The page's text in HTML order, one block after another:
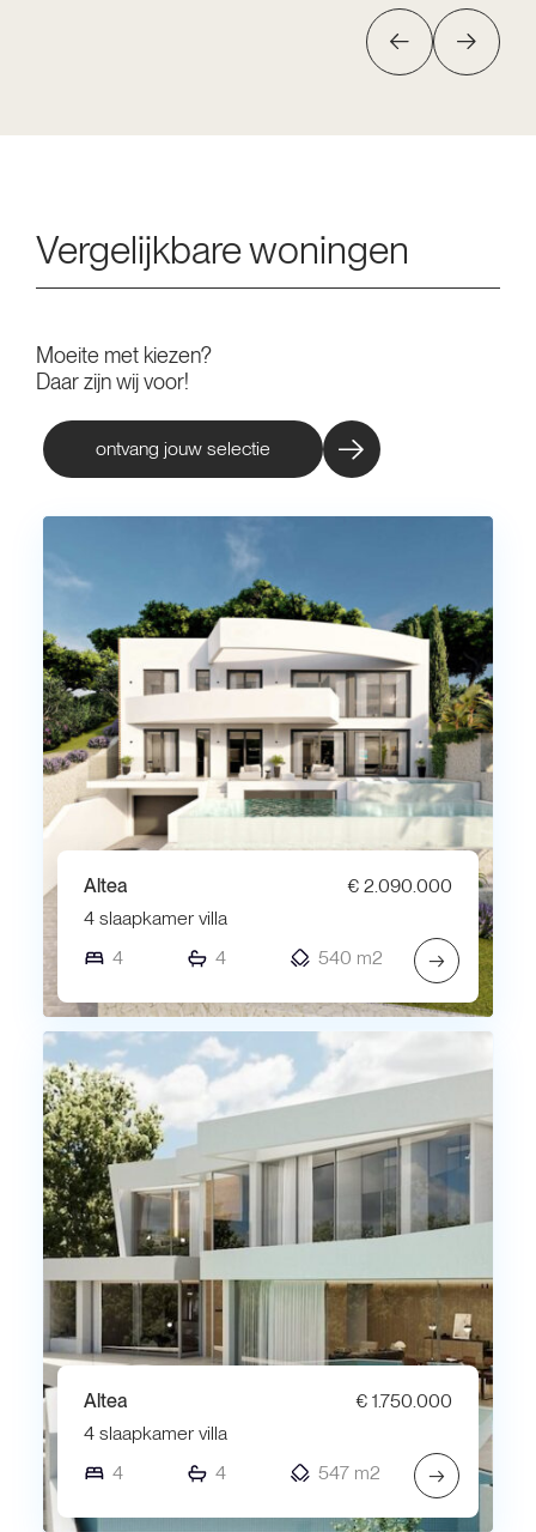
Vergelijkbare woningen
Moeite met kiezen?
Daar zijn wij voor!
ontvang jouw selectie
Altea
€ 2.090.000
4 slaapkamer villa
4
4 540 m2 →
Altea
€ 1.750.000
4 slaapkamer villa
4
4 547 m2 →